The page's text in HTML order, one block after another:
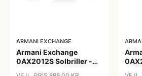
ARMANI EXCHANGE
Armani Exchange
0AX2012S Solbriller -